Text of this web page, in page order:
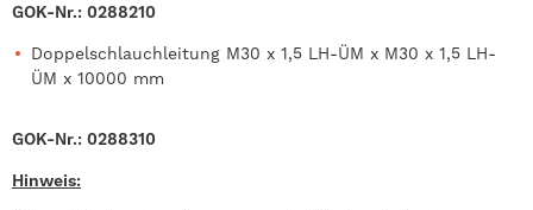
GOK-Nr.: 0288210
Doppelschlauchleitung M30 x 1,5 LH-ÜM x M30 x 1,5 LH-
ÜM x 10000 mm
GOK-Nr.: 0288310
Hinweis: